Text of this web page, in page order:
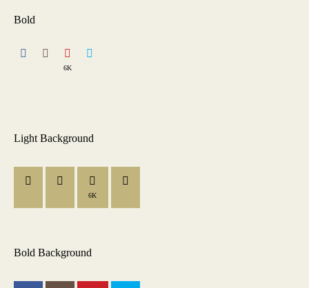
Bold
6K
Light Background
6K
Bold Background